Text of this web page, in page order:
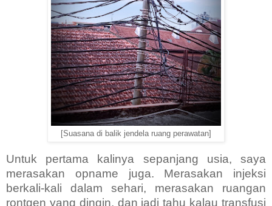
[Suasana di balik jendela ruang perawatan]
Untuk pertama kalinya sepanjang usia, saya
merasakan opname juga. Merasakan injeksi
berkali-kali dalam sehari, merasakan ruangan
rontgen yang dingin, dan jadi tahu kalau transfusi